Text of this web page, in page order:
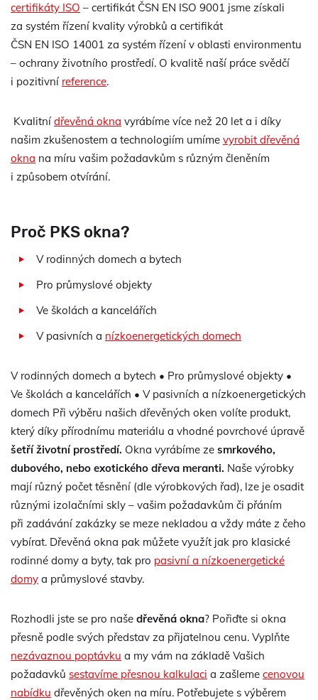
certifikáty ISO – certifikát ČSN EN ISO 9001 jsme získali
za systém řízení kvality výrobků a certifikát
ČSN EN ISO 14001 za systém řízení v oblasti environmentu
– ochrany životního prostředí. O kvalitě naší práce svědčí
i pozitivní reference.
Kvalitní dřevěná okna vyrábíme více než 20 let a i díky
našim zkušenostem a technologiím umíme vyrobit dřevěná
okna na míru vašim požadavkům s různým členěním
i způsobem otvírání.
Proč PKS okna?
V rodinných domech a bytech
Pro průmyslové objekty
Ve školách a kancelářích
V pasivních a nízkoenergetických domech
V rodinných domech a bytech • Pro průmyslové objekty •
Ve školách a kancelářích • V pasivních a nízkoenergetických
domech Při výběru našich dřevěných oken volíte produkt,
který díky přírodnímu materiálu a vhodné povrchové úpravě
šetří životní prostředí. Okna vyrábíme ze smrkového,
dubového, nebo exotického dřeva meranti. Naše výrobky
mají různý počet těsnění (dle výrobkových řad), lze je osadit
různými izolačními skly – vašim požadavkům či přáním
při zadávání zakázky se meze nekladou a vždy máte z čeho
vybírat. Dřevěná okna pak můžete využít jak pro klasické
rodinné domy a byty, tak pro pasivní a nízkoenergetické
domy a průmyslové stavby.
Rozhodli jste se pro naše dřevěná okna? Pořiďte si okna
přesně podle svých představ za přijatelnou cenu. Vyplňte
nezávaznou poptávku a my vám na základě Vašich
požadavků sestavíme přesnou kalkulaci a zašleme cenovou
nabídku dřevěných oken na míru. Potřebujete s výběrem